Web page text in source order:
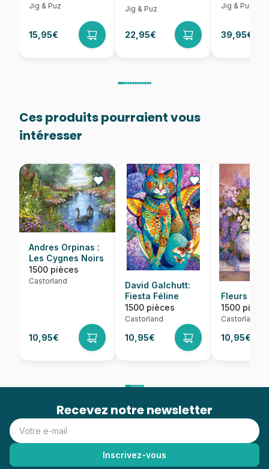
Jig & Puz
15,95€
Jig & Puz
22,95€
Jig & Puz
39,95€
Ces produits pourraient vous
intéresser
Andres Orpinas :
Les Cygnes Noirs
1500 pièces
Castorland
10,95€
David Galchutt:
Fiesta Féline
1500 pièces
Castorland
10,95€
Fleurs de
1500
Castorland
10,95€
Recevez notre newsletter